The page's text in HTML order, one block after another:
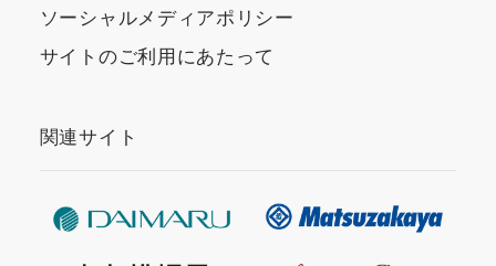
ソーシャルメディアポリシー
サイトのご利用にあたって
関連サイト